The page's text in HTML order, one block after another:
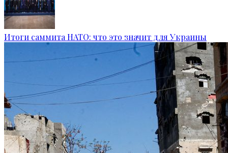
Итоги саммита НАТО: что это значит для Украины